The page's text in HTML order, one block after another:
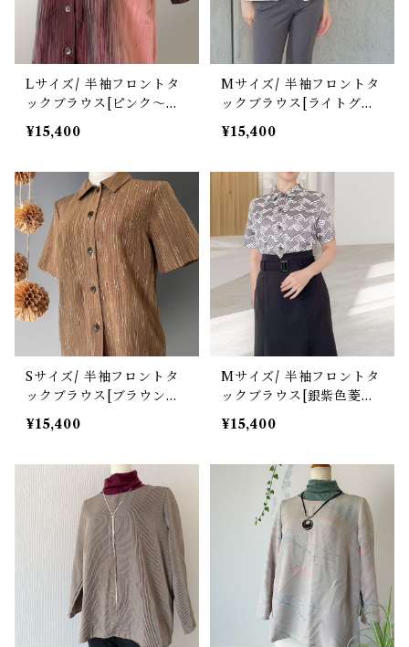
Lサイズ/ 半袖フロントタ
ックブラウス[ピンク～エ
ンジグラデーション雨筋
紬]
¥15,400
Mサイズ/ 半袖フロントタ
ックブラウス[ライトグレ
ーグラデーション絣紬]
¥15,400
Sサイズ/ 半袖フロントタ
ックブラウス[ブラウン雨
簾よろけ縞]
¥15,400
Mサイズ/ 半袖フロントタ
ックブラウス[銀紫色菱模
様小紋]
¥15,400